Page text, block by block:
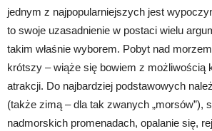
jednym z najpopularniejszych jest
to swoje uzasadnienie w postaci wielu
takim właśnie wyborem. Pobyt nad
krótszy – wiąże się bowiem z możliwością
atrakcji. Do najbardziej podstawowych
(także zimą – dla tak zwanych „morsów”),
nadmorskich promenadach, opalanie się,